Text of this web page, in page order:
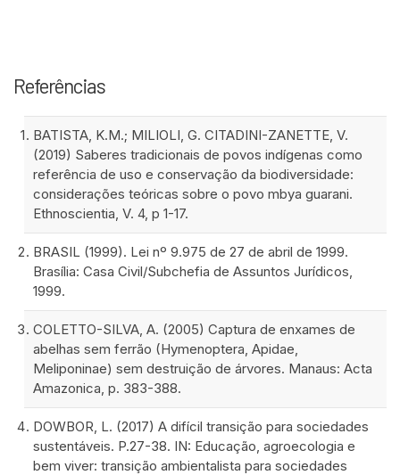
Referências
BATISTA, K.M.; MILIOLI, G. CITADINI-ZANETTE, V.
(2019) Saberes tradicionais de povos indígenas como
referência de uso e conservação da biodiversidade:
considerações teóricas sobre o povo mbya guarani.
Ethnoscientia, V. 4, p 1-17.
BRASIL (1999). Lei nº 9.975 de 27 de abril de 1999.
Brasília: Casa Civil/Subchefia de Assuntos Jurídicos,
1999.
COLETTO-SILVA, A. (2005) Captura de enxames de
abelhas sem ferrão (Hymenoptera, Apidae,
Meliponinae) sem destruição de árvores. Manaus: Acta
Amazonica, p. 383-388.
DOWBOR, L. (2017) A difícil transição para sociedades
sustentáveis. P.27-38. IN: Educação, agroecologia e
bem viver: transição ambientalista para sociedades